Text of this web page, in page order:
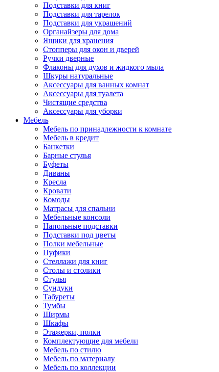
Подставки для книг
Подставки для тарелок
Подставки для украшений
Органайзеры для дома
Ящики для хранения
Стопперы для окон и дверей
Ручки дверные
Флаконы для духов и жидкого мыла
Шкуры натуральные
Аксессуары для ванных комнат
Аксессуары для туалета
Чистящие средства
Аксессуары для уборки
Мебель
Мебель по принадлежности к комнате
Мебель в кредит
Банкетки
Барные стулья
Буфеты
Диваны
Кресла
Кровати
Комоды
Матрасы для спальни
Мебельные консоли
Напольные подставки
Подставки под цветы
Полки мебельные
Пуфики
Стеллажи для книг
Столы и столики
Стулья
Сундуки
Табуреты
Тумбы
Ширмы
Шкафы
Этажерки, полки
Комплектующие для мебели
Мебель по стилю
Мебель по материалу
Мебель по коллекции